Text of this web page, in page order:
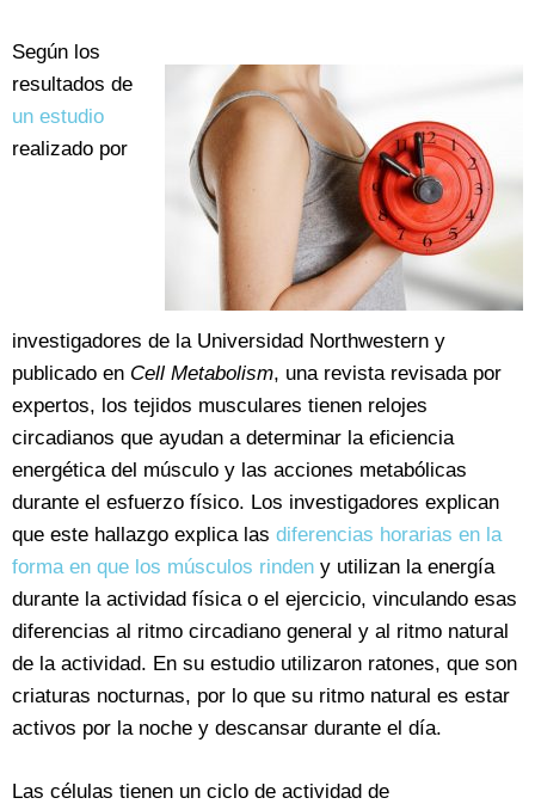
Según los
resultados de
un estudio
realizado por
investigadores de la Universidad Northwestern y
publicado en Cell Metabolism, una revista revisada por
expertos, los tejidos musculares tienen relojes
circadianos que ayudan a determinar la eficiencia
energética del músculo y las acciones metabólicas
durante el esfuerzo físico. Los investigadores explican
que este hallazgo explica las diferencias horarias en la
forma en que los músculos rinden y utilizan la energía
durante la actividad física o el ejercicio, vinculando esas
diferencias al ritmo circadiano general y al ritmo natural
de la actividad. En su estudio utilizaron ratones, que son
criaturas nocturnas, por lo que su ritmo natural es estar
activos por la noche y descansar durante el día.
Las células tienen un ciclo de actividad de